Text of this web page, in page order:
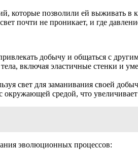
которые позволили ей выживать
почти не проникает, и где
добычу и общаться с
включая эластичные стенки и
свет для заманивания своей
окружающей средой, что
эволюционных процессов: